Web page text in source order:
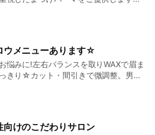
も更にUP♪
ウメニューあります☆
悩みに!左右バランスを取りWAXで眉ま
きり☆カット・間引きで微調整。男性
向けのこだわりサロン